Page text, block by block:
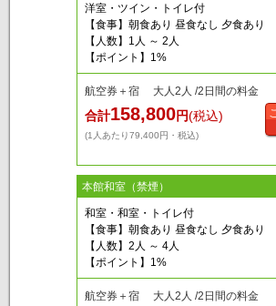
洋室・ツイン・トイレ付
【食事】朝食あり 昼食なし 夕食あり
【人数】1人 ～ 2人
【ポイント】1%
航空券＋宿 大人2人 /2日間の料金
合計158,800円(税込)
(1人あたり79,400円・税込)
本館和室（禁煙）
和室・和室・トイレ付
【食事】朝食あり 昼食なし 夕食あり
【人数】2人 ～ 4人
【ポイント】1%
航空券＋宿 大人2人 /2日間の料金